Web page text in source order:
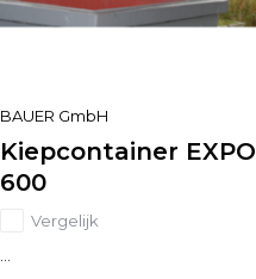
BAUER GmbH
Kiepcontainer EXPO
600
Vergelijk